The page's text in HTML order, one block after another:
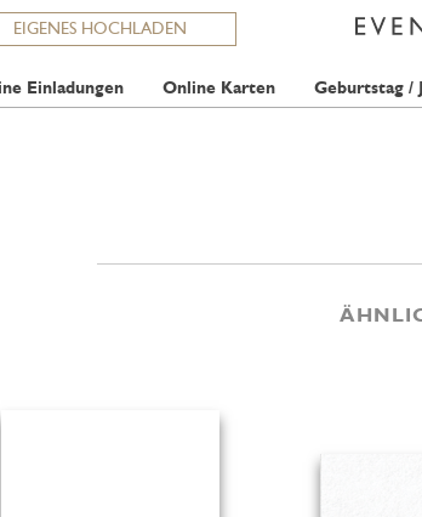
EIGENES HOCHLADEN
Einladungen Online Karten Geburtstag /